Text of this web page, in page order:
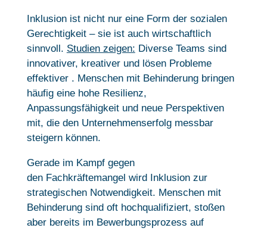
Inklusion ist nicht nur eine Form der sozialen
Gerechtigkeit – sie ist auch wirtschaftlich
sinnvoll. Studien zeigen: Diverse Teams sind
innovativer, kreativer und lösen Probleme
effektiver . Menschen mit Behinderung bringen
häufig eine hohe Resilienz,
Anpassungsfähigkeit und neue Perspektiven
mit, die den Unternehmenserfolg messbar
steigern können.
Gerade im Kampf gegen
den Fachkräftemangel wird Inklusion zur
strategischen Notwendigkeit. Menschen mit
Behinderung sind oft hochqualifiziert, stoßen
aber bereits im Bewerbungsprozess auf